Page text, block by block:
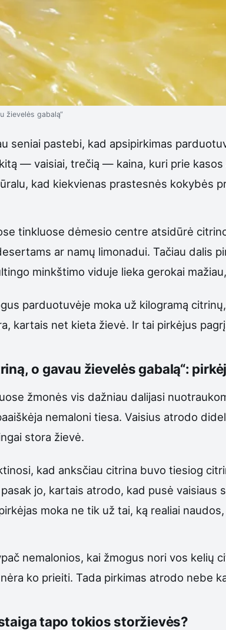
žievelės gabalą“
seniai pastebi, kad apsipirkimas
— vaisiai, trečią — kaina, kuri prie
kad kiekvienas prastesnės kokybės
tinkluose dėmesio centre atsidūrė
ar namų limonadui. Tačiau dalis
minkštimo viduje lieka gerokai
parduotuvėje moka už kilogramą
kartais net kieta žievė. Ir tai pirkėjus
o gavau žievelės gabalą“:
žmonės vis dažniau dalijasi
nemaloni tiesa. Vaisius atrodo
stora žievė.
kad anksčiau citrina buvo tiesiog
jo, kartais atrodo, kad pusė
moka ne tik už tai, ką realiai
nemalonios, kai žmogus nori vos kelių
ko prieiti. Tada pirkimas atrodo nebe
tapo tokios storžievės?